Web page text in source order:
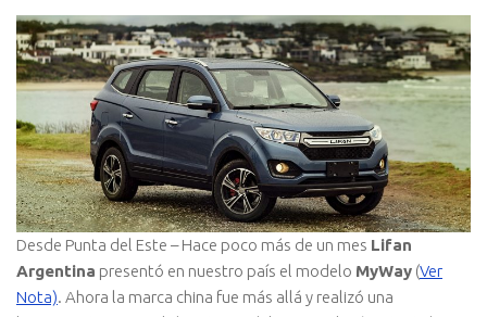
Desde Punta del Este – Hace poco más de un mes Lifan
Argentina presentó en nuestro país el modelo MyWay (Ver
Nota). Ahora la marca china fue más allá y realizó una